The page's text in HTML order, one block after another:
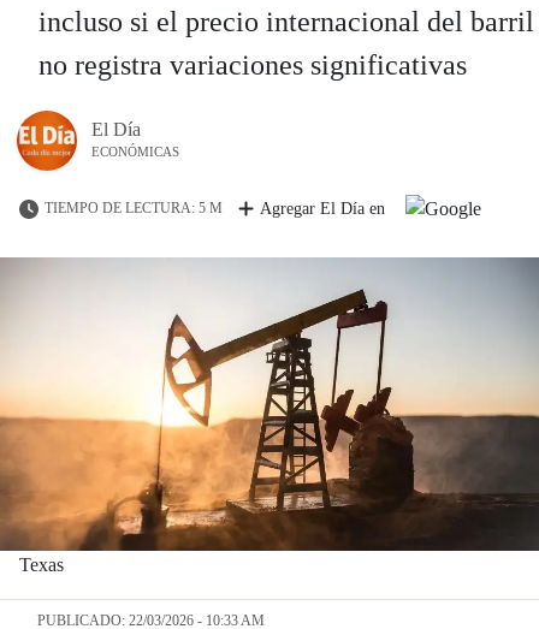
incluso si el precio internacional del barril
no registra variaciones significativas
El Día
ECONÓMICAS
TIEMPO DE LECTURA: 5 M Agregar El Día en
Texas
PUBLICADO: 22/03/2026 - 10:33 AM